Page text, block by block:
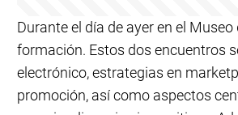
Durante el día de ayer en el
formación. Estos dos encuentros
electrónico, estrategias en
promoción, así como aspectos